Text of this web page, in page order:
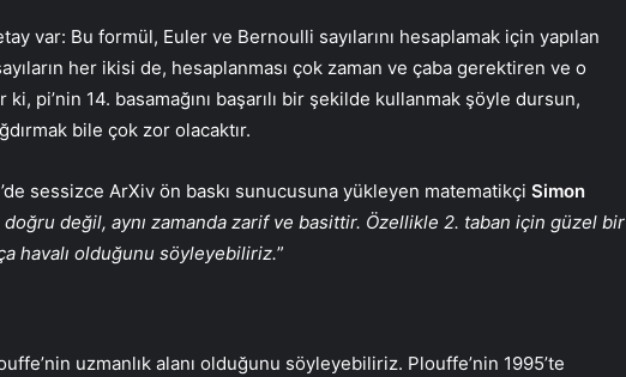
var: Bu formül, Euler ve Bernoulli sayılarını hesaplamak için yapılan
her ikisi de, hesaplanması çok zaman ve çaba gerektiren ve o
pi’nin 14. basamağını başarılı bir şekilde kullanmak şöyle dursun,
bile çok zor olacaktır.
sessizce ArXiv ön baskı sunucusuna yükleyen matematikçi Simon
değil, aynı zamanda zarif ve basittir. Özellikle 2. taban için güzel bir
havalı olduğunu söyleyebiliriz.”
uzmanlık alanı olduğunu söyleyebiliriz. Plouffe’nin 1995’te